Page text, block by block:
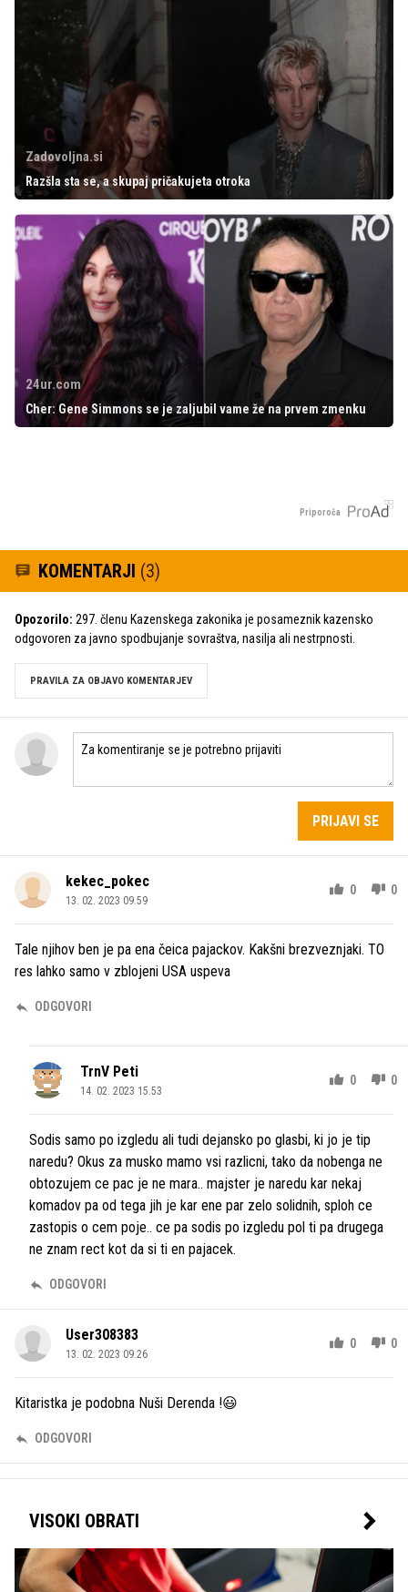
Zadovoljna.si
Razšla sta se, a skupaj pričakujeta otroka
24ur.com
Cher: Gene Simmons se je zaljubil vame že na prvem zmenku
Priporoča
KOMENTARJI (3)
Opozorilo: 297. členu Kazenskega zakonika je posameznik kazensko
odgovoren za javno spodbujanje sovraštva, nasilja ali nestrpnosti.
PRAVILA ZA OBJAVO KOMENTARJEV
PRIJAVI SE
kekec_pokec
13. 02. 2023 09.59
0 0
Tale njihov ben je pa ena čeica pajackov. Kakšni brezveznjaki. TO
res lahko samo v zblojeni USA uspeva
ODGOVORI
TrnV Peti
14. 02. 2023 15.53
0 0
Sodis samo po izgledu ali tudi dejansko po glasbi, ki jo je tip
naredu? Okus za musko mamo vsi razlicni, tako da nobenga ne
obtozujem ce pac je ne mara.. majster je naredu kar nekaj
komadov pa od tega jih je kar ene par zelo solidnih, sploh ce
zastopis o cem poje.. ce pa sodis po izgledu pol ti pa drugega
ne znam rect kot da si ti en pajacek.
ODGOVORI
User308383
13. 02. 2023 09.26
0 0
Kitaristka je podobna Nuši Derenda !😃
ODGOVORI
VISOKI OBRATI